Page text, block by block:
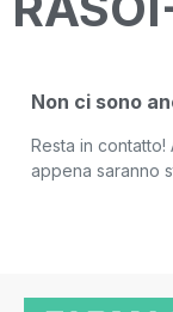
Non ci sono
Resta in
appena saranno